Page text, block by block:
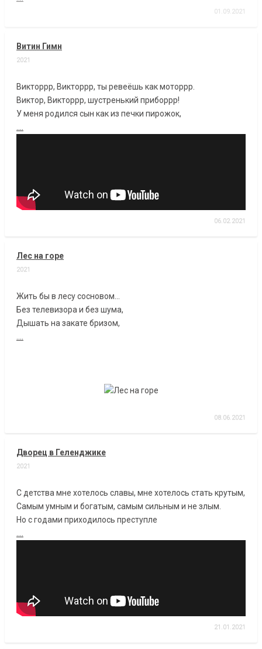
01.09.2021
Витин Гимн
2021
Викторрр, Викторрр, ты ревеёшь как моторрр.
Виктор, Викторрр, шустренький приборрр!
У меня родился сын как из печки пирожок,
06.02.2021
Лес на горе
2021
Жить бы в лесу сосновом...
Без телевизора и без шума,
Дышать на закате бризом,
08.06.2021
Дворец в Геленджике
2021
С детства мне хотелось славы, мне хотелось стать крутым,
Самым умным и богатым, самым сильным и не злым.
Но с годами приходилось преступле
21.01.2021